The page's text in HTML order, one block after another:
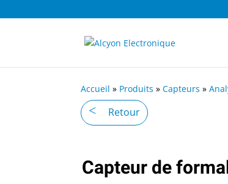
Accueil » Produits » Capteurs »
Retour
Capteur de